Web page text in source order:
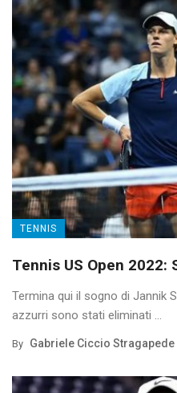
TENNIS
Tennis US Open
Termina qui il sogno di Jannik
azzurri sono stati eliminati ...
By Gabriele Ciccio Stragapede